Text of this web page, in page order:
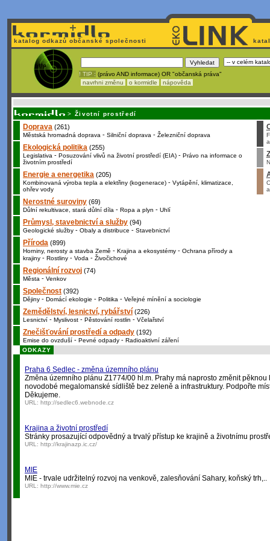
katalog odkazů občanské společnosti
! TIP : (právo AND informace) OR "občanská práva"
navrhni změnu
o kormidle nápověda
> Životní prostředí
Doprava (261)
Městská hromadná doprava - Silniční doprava - Železniční doprava
Ekologická politika (255)
Legislativa - Posuzování vlivů na životní prostředí (EIA) - Právo na informace o
životním prostředí
Energie a energetika (205)
Kombinovaná výroba tepla a elektřiny (kogenerace) - Vytápění, klimatizace,
ohřev vody
Nerostné suroviny (69)
Důlní rekultivace, stará důlní díla - Ropa a plyn - Uhlí
Průmysl, stavebnictví a služby (94)
Geologické služby - Obaly a distribuce - Stavebnictví
Příroda (899)
Horniny, nerosty a stavba Země - Krajina a ekosystémy - Ochrana přírody a
krajiny - Rostliny - Voda - Živočichové
Regionální rozvoj (74)
Města - Venkov
Společnost (392)
Dějiny - Domácí ekologie - Politika - Veřejné mínění a sociologie
Zemědělství, lesnictví, rybářství (226)
Lesnictví - Myslivost - Pěstování rostlin - Včelařství
Znečišťování prostředí a odpady (192)
Emise do ovzduší - Pevné odpady - Radioaktivní záření
ODKAZY
Praha 6 Sedlec - změna územního plánu
Změna územního plánu Z1774/00 hl.m. Prahy má naprosto změnit
novodobé megalomanské sídliště bez zeleně a infrastruktury. Podpořte
Děkujeme.
URL: http://sedlec6.webnode.cz
Krajina a životní prostředí
Stránky prosazující odpovědný a trvalý přístup ke krajině a životnímu
URL: http://krajinazp.ic.cz/
MIE
MIE - trvale udržitelný rozvoj na venkově, zalesňování Sahary, koňský trh,..
URL: http://www.mie.cz